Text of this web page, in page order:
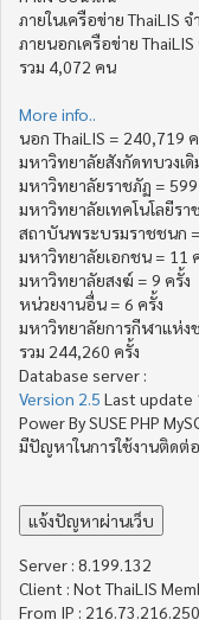
ภายในเครือข่าย ThaiLIS จ
ภายนอกเครือข่าย
รวม 4,072 คน
More info..
นอก ThaiLIS = 240,719 ค
มหาวิทยาลัยสังกัดทบวงเดิ
มหาวิทยาลัยราชภัฏ = 599
มหาวิทยาลัยเทคโนโลยีรา
สถาบันพระบรมราชชนก
มหาวิทยาลัยเอกชน = 11
มหาวิทยาลัยสงฆ์ = 9 ครั้ง
หน่วยงานอื่น = 6 ครั้ง
มหาวิทยาลัยการกีฬาแห่ง
รวม 244,260 ครั้ง
Database server :
Version 2.5 Last update
Power By SUSE PHP
มีปัญหาในการใช้งานติดต่
Server : 8.199.132
Client : Not ThaiLIS
From IP : 216.73.216.250